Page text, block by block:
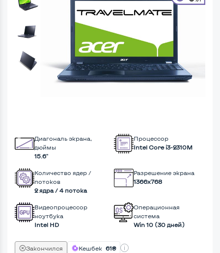
Диагональ экрана,
дюймы
15.6"
Процессор
Intel Core i3-2310M
Количество ядер /
потоков
2 ядра / 4 потока
Разрешение экрана
1366x768
Видеопроцессор
ноутбука
Intel HD
Операционная
система
Win 10 (30 дней)
Закончился Кешбек 61₴